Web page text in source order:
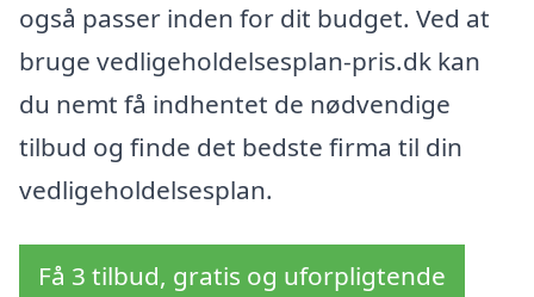
også passer inden for dit budget. Ved at
bruge vedligeholdelsesplan-pris.dk kan
du nemt få indhentet de nødvendige
tilbud og finde det bedste firma til din
vedligeholdelsesplan.
Få 3 tilbud, gratis og uforpligtende